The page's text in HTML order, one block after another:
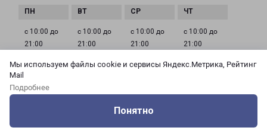
Мы используем файлы cookie и сервисы Яндекс.Метрика, Рейтинг
Mail
Подробнее
Понятно
с 10:00 до
21:00
с 10:00 до
21:00
с 10:00 до
21:00
с 10:00 до
21:00
с 10:00 до
21:00
21:00
21:00